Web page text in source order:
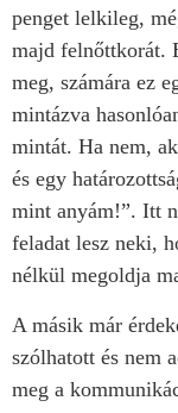
penget lelkileg,
majd felnőttkorát.
meg, számára ez
mintázva
mintát. Ha nem,
és egy
mint anyám!”. Itt
feladat lesz neki,
nélkül megoldja
A másik már
szólhatott és nem
meg a